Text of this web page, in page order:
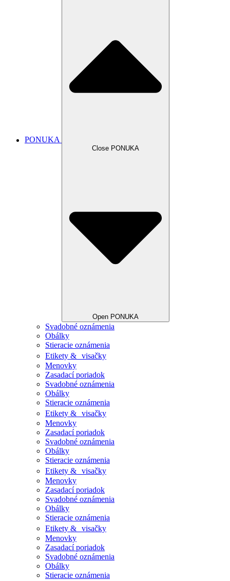
PONUKA
Close PONUKA
Open PONUKA
Svadobné oznámenia
Obálky
Stieracie oznámenia
Etikety & visačky
Menovky
Zasadací poriadok
Svadobné oznámenia
Obálky
Stieracie oznámenia
Etikety & visačky
Menovky
Zasadací poriadok
Svadobné oznámenia
Obálky
Stieracie oznámenia
Etikety & visačky
Menovky
Zasadací poriadok
Svadobné oznámenia
Obálky
Stieracie oznámenia
Etikety & visačky
Menovky
Zasadací poriadok
Svadobné oznámenia
Obálky
Stieracie oznámenia